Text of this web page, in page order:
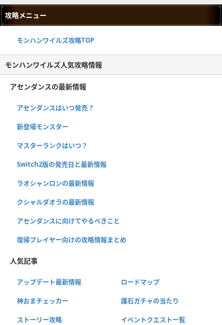
攻略メニュー
モンハンワイルズ攻略TOP
モンハンワイルズ人気攻略情報
アセンダンスの最新情報
アセンダンスはいつ発売？
新登場モンスター
マスターランクはいつ？
Switch2版の発売日と最新情報
ラオシャンロンの最新情報
クシャルダオラの最新情報
アセンダンスに向けてやるべきこと
復帰プレイヤー向けの攻略情報まとめ
人気記事
アップデート最新情報 ロードマップ
神おまチェッカー 護石ガチャの当たり
ストーリー攻略 イベントクエスト一覧